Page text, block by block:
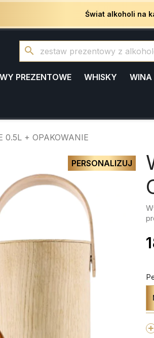
Świat alkoholi na
search
PREZENTOWE WHISKY WINA
0.5L + OPAKOWANIE
PERSONALIZUJ